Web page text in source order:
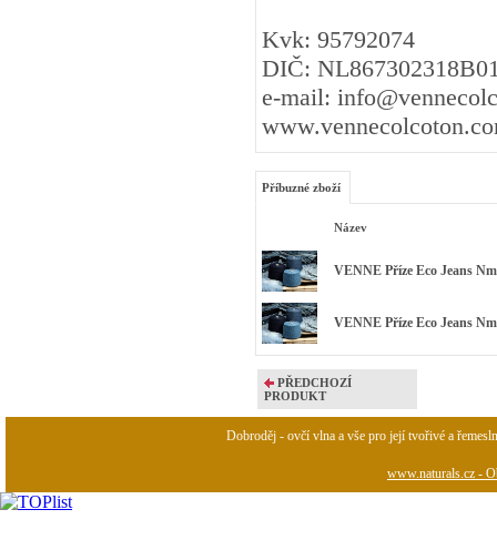
Kvk: 95792074
DIČ:
e-mail:
Příbuzné zboží
Název
VENNE Příze Eco Jeans
VENNE Příze Eco Jeans
PŘEDCHOZÍ
PRODUKT
Dobroděj - ovčí vlna a vše pro její tvořivé a
www.naturals.cz -